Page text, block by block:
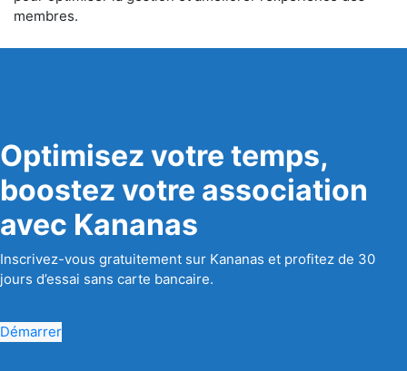
membres.
Optimisez votre temps,
boostez votre association
avec Kananas
Inscrivez-vous gratuitement sur Kananas et profitez de 30
jours d’essai sans carte bancaire.
Démarrer